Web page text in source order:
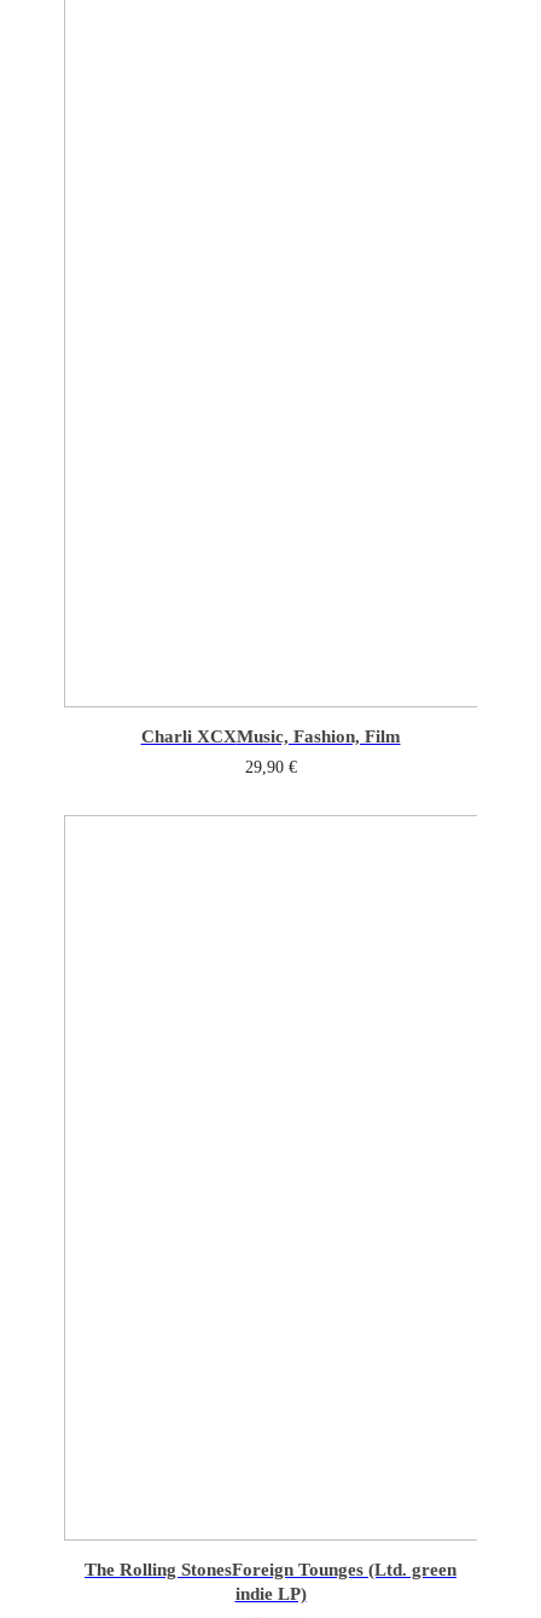
Charli XCXMusic, Fashion, Film
29,90 €
The Rolling StonesForeign Tounges (Ltd. green
indie LP)